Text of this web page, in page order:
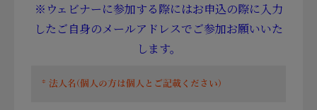
※ウェビナーに参加する際にはお申込の際に入力
したご自身のメールアドレスでご参加お願いいた
します。
法人名(個人の方は個人とご記載ください)